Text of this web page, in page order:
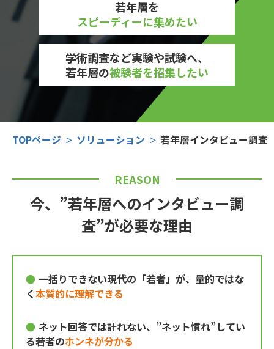
若年層を
スピーディーに集めたい
学術調査など実験や試験へ、
若年層の被験者を招集したい
TOPページ ソリューション 若年層インタビュー調査
REASON
今、”若年層へのインタビュー調
査”が必要な理由
一括りできない現代の「若者」が、量的ではな
く本質的に理解できる
ネット回答では計れない、”ネット慣れ”してい
る若者のホンネが分かる